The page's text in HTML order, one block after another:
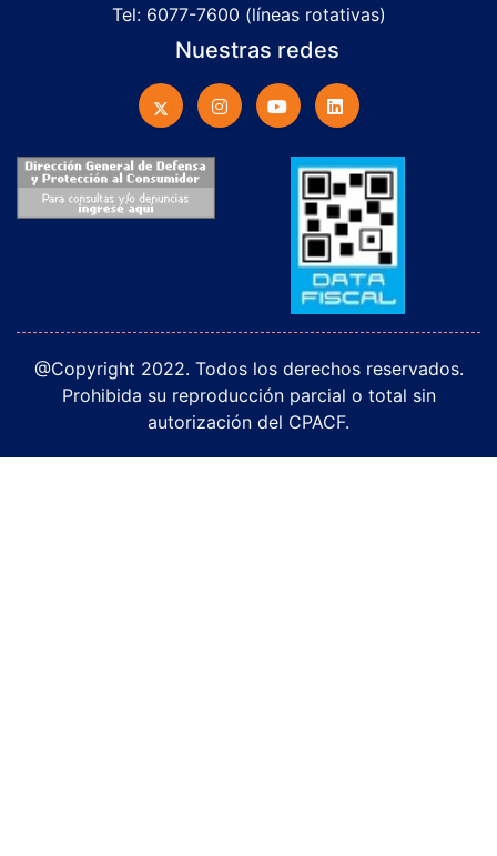
Tel: 6077-7600 (líneas rotativas)
Nuestras redes
@Copyright 2022. Todos los derechos reservados.
Prohibida su reproducción parcial o total sin
autorización del CPACF.